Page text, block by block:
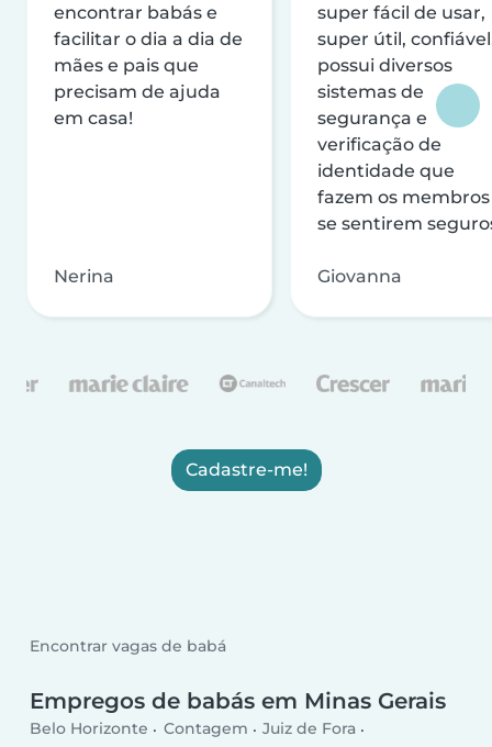
encontrar babás e
facilitar o dia a dia de
mães e pais que
precisam de ajuda
em casa!
Nerina
super fácil de usar,
super útil,
possui diversos
sistemas de
segurança e
verificação de
identidade que
fazem os membros
se sentirem
Giovanna
Cadastre-me!
Encontrar vagas de babá
Empregos de babás em Minas Gerais
Belo Horizonte Contagem
Juiz de Fora